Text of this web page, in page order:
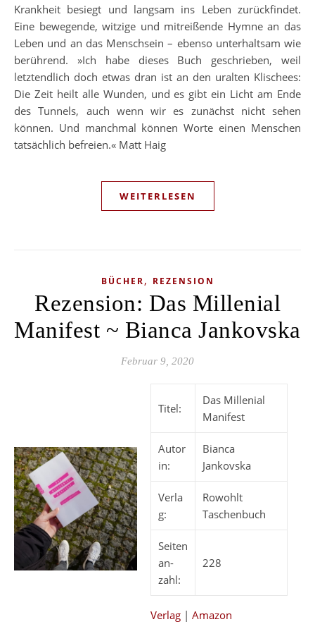
Krankheit besiegt und langsam ins Leben zurückfindet.
Eine bewegende, witzige und mitreißende Hymne an das
Leben und an das Menschsein – ebenso unterhaltsam wie
berührend. »Ich habe dieses Buch geschrieben, weil
letztendlich doch etwas dran ist an den uralten Klischees:
Die Zeit heilt alle Wunden, und es gibt ein Licht am Ende
des Tunnels, auch wenn wir es zunächst nicht sehen
können. Und manchmal können Worte einen Menschen
tatsächlich befreien.« Matt Haig
WEITERLESEN
BÜCHER, REZENSION
Rezension: Das Millenial
Manifest ~ Bianca Jankovska
Februar 9, 2020
Titel:
Das Millenial
Manifest
Autor
in:
Bianca
Jankovska
Verla
g:
Rowohlt
Taschenbuch
Seiten
an-
zahl:
228
Verlag |Amazon